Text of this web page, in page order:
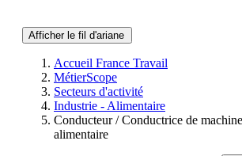
Afficher le fil d'ariane
Accueil France Travail
MétierScope
Secteurs d'activité
Industrie - Alimentaire
Conducteur / Conductrice de
alimentaire